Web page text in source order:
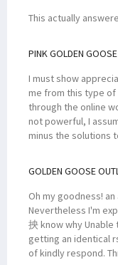
This actually
PINK GOLDEN
I must show
me from this type of
through the online
not powerful, I
minus the solutions
GOLDEN GOOSE
Oh my goodness!
Nevertheless I'm
抰 know why
getting an identical
of kindly respond.